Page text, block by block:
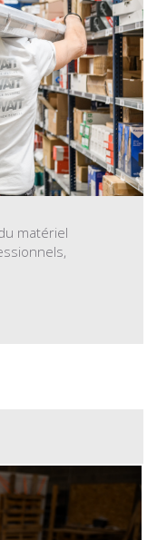
matériel